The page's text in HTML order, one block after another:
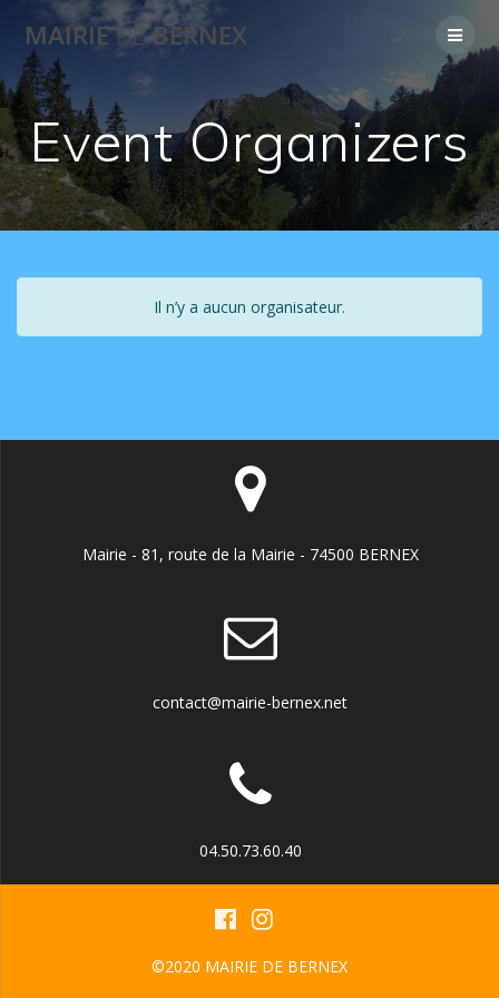
MAIRIEDEBERNEX
Event Organizers
Il n’y a aucun organisateur.
Mairie - 81, route de la Mairie - 74500 BERNEX
contact@mairie-bernex.net
04.50.73.60.40
©2020 MAIRIE DE BERNEX